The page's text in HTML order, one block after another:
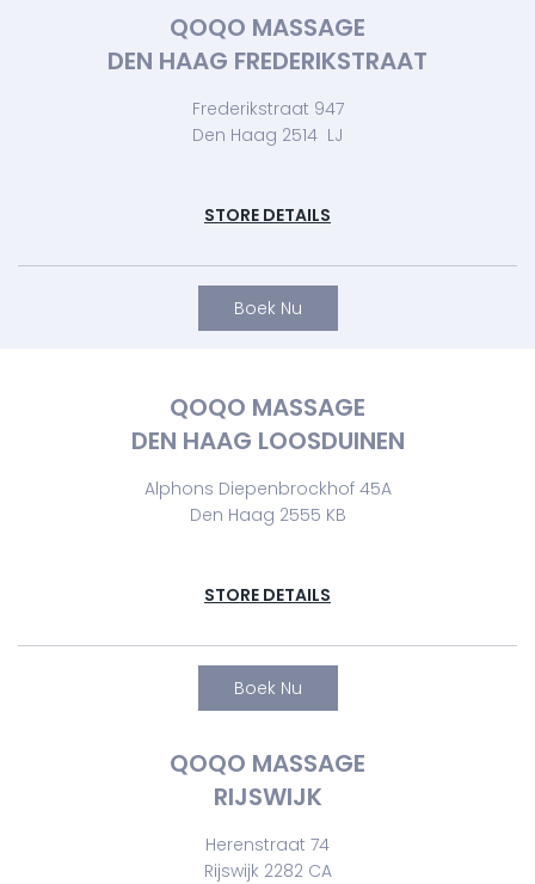
QOQO MASSAGE
DEN HAAG FREDERIKSTRAAT
Frederikstraat 947
Den Haag 2514 LJ
STORE DETAILS
Boek Nu
QOQO MASSAGE
DEN HAAG LOOSDUINEN
Alphons Diepenbrockhof 45A
Den Haag 2555 KB
STORE DETAILS
Boek Nu
QOQO MASSAGE
RIJSWIJK
Herenstraat 74
Rijswijk 2282 CA